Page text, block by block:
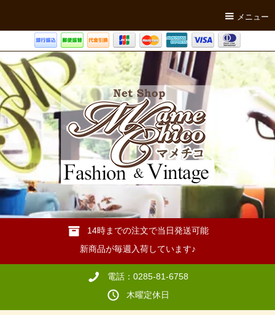
メニュー
14時までの注文で当日発送可能
新商品が毎週入荷しています♪
電話：0285-81-6758
木曜定休日